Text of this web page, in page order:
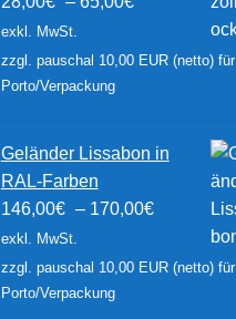
exkl. MwSt.
zzgl. pauschal 10,00 EUR (netto) für
Porto/Verpackung
Geländer Lissabon in
RAL-Farben
146,00€ – 170,00€
exkl. MwSt.
zzgl. pauschal 10,00 EUR (netto) für
Porto/Verpackung